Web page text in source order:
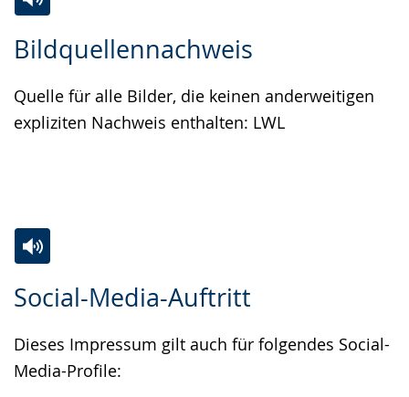
Bildquellennachweis
Quelle für alle Bilder, die keinen anderweitigen
expliziten Nachweis enthalten: LWL
Leichten
wechseln.
Audio-
Video
Deutscher
Gebärdensprache
Social-Media-Auftritt
Dieses Impressum gilt auch für folgendes Social-
Media-Profile:
Leichten
wechseln.
Audio-
Video
Deutscher
Gebärdensprache